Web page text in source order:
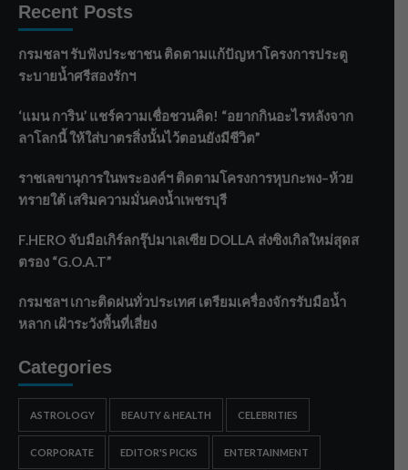
Recent Posts
กรมชลฯ รับฟังประชาชน ติดตามแก้ปัญหาโครงการประตู
ระบายน้ำศรีสองรักฯ
‘แมน การิน’ แชร์ความเชื่อชวนคิด! “อยากกินอะไรหลังจาก
ลาโลกนี้ ให้ใส่บาตรสิ่งนั้นไว้ตอนยังมีชีวิต”
ราชเลขานุการในพระองค์ฯ ติดตามโครงการหุบกะพง–ห้วย
ทรายใต้ เสริมความมั่นคงน้ำเพชรบุรี
F.HERO จับมือเกิร์ลกรุ๊ปมาเลเซีย DOLLA ส่งซิงเกิลใหม่สุดส
ตรอง “G.O.A.T”
กรมชลฯ เกาะติดฝนทั่วประเทศ เตรียมเครื่องจักรรับมือน้ำ
หลาก เฝ้าระวังพื้นที่เสี่ยง
Categories
ASTROLOGY BEAUTY & HEALTH CELEBRITIES
CORPORATE EDITOR'S PICKS ENTERTAINMENT